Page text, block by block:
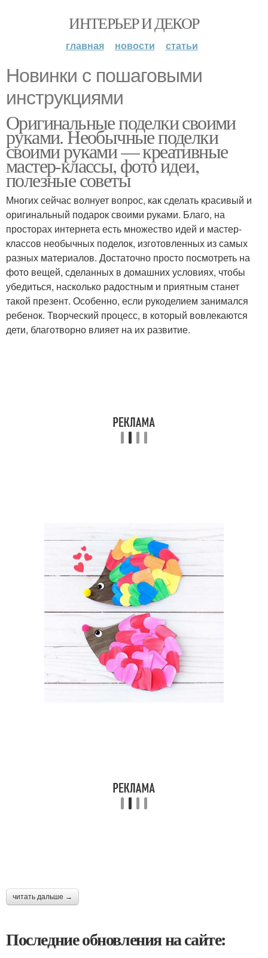
ИНТЕРЬЕР И ДЕКОР
главная новости статьи
Новинки с пошаговыми
инструкциями
Оригинальные поделки своими
руками. Необычные поделки
своими руками — креативные
мастер-классы, фото идеи,
полезные советы
Многих сейчас волнует вопрос, как сделать красивый и
оригинальный подарок своими руками. Благо, на
просторах интернета есть множество идей и мастер-
классов необычных поделок, изготовленных из самых
разных материалов. Достаточно просто посмотреть на
фото вещей, сделанных в домашних условиях, чтобы
убедиться, насколько радостным и приятным станет
такой презент. Особенно, если рукоделием занимался
ребенок. Творческий процесс, в который вовлекаются
дети, благотворно влияет на их развитие.
читать дальше →
Последние обновления на сайте: